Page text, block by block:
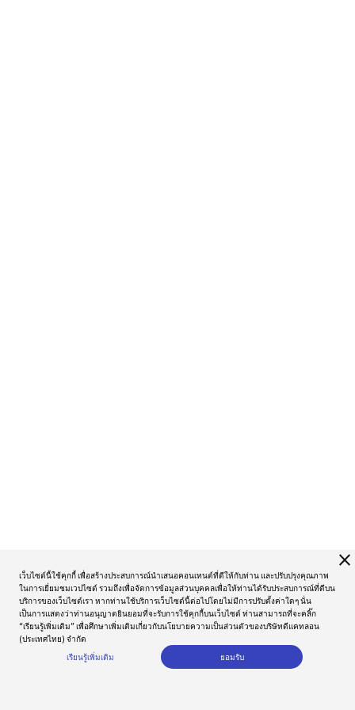
close
เว็บไซต์นี้ใช้คุกกี้ เพื่อสร้างประสบการณ์นำเสนอคอนเทนต์ที่ดีให้กับท่าน และปรับปรุงคุณภาพ
ในการเยี่ยมชมเวปไซต์ รวมถึงเพื่อจัดการข้อมูลส่วนบุคคลเพื่อให้ท่านได้รับประสบการณ์ที่ดีบน
บริการของเว็บไซต์เรา หากท่านใช้บริการเว็บไซต์นี้ต่อไปโดยไม่มีการปรับตั้งค่าใดๆ นั่น
เป็นการแสดงว่าท่านอนุญาตยินยอมที่จะรับการใช้คุกกี้บนเว็บไซต์ ท่านสามารถที่จะคลิ๊ก
“เรียนรู้เพิ่มเติม” เพื่อศึกษาเพิ่มเติมเกี่ยวกับนโยบายความเป็นส่วนตัวของบริษัทดีแคทลอน
(ประเทศไทย) จำกัด
เรียนรู้เพิ่มเติม
ยอมรับ